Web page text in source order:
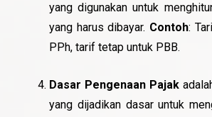
yang digunakan untuk
yang harus dibayar. Contoh:
PPh, tarif tetap untuk PBB.
Dasar Pengenaan Pajak
yang dijadikan dasar untuk